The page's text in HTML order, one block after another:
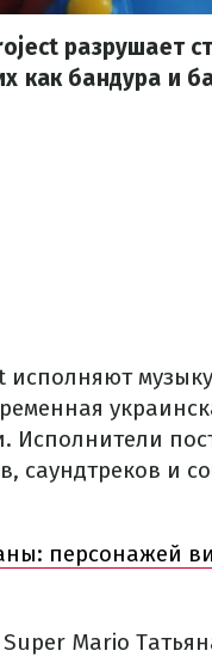
разрушает
как бандура и
Исполнители
саундтреков и
персонажей
Super Mario